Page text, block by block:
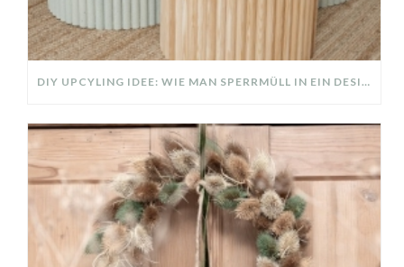
DIY UPCYLING IDEE: WIE MAN SPERRMÜLL IN EIN DESIGNER TEIL VERWANDELT